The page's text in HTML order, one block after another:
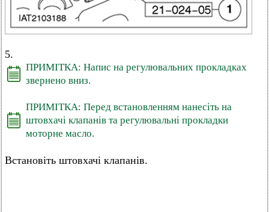
5.
ПРИМІТКА: Напис на регулювальних прокладках
звернено вниз.
ПРИМІТКА: Перед встановленням нанесіть на
штовхачі клапанів та регулювальні прокладки
моторне масло.
Встановіть штовхачі клапанів.